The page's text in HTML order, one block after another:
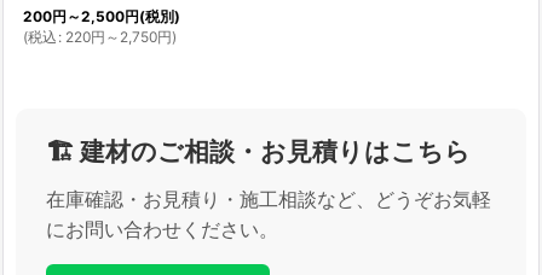
200円 ～2,500円(税別)
(税込 : 220円 ～2,750円)
🏗️ 建材のご相談・お見積りはこちら
在庫確認・お見積り・施工相談など、どうぞお気軽
にお問い合わせください。